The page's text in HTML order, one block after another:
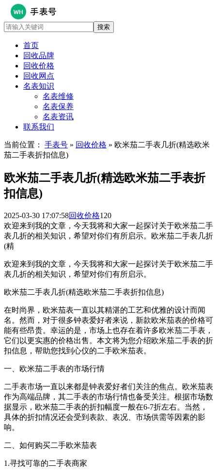
首页
回收品牌
回收价格
回收网点
名表知识
名表维修
名表保养
名表资讯
联系我们
当前位置： 手表号 » 回收价格 » 欧米茄二手表几折(精选欧米
茄二手表折扣信息)
欧米茄二手表几折(精选欧米茄二手表折
扣信息)
2025-03-30 17:07:58回收价格120
欢迎来到我的文章，今天我将和大家一起探讨关于欧米茄二手
表几折的相关知识，希望对你们有所启示。欧米茄二手表几折
(精
欢迎来到我的文章，今天我将和大家一起探讨关于欧米茄二手
表几折的相关知识，希望对你们有所启示。
欧米茄二手表几折(精选欧米茄二手表折扣信息)
在时尚界，欧米茄表一直以其精湛的工艺和优雅的设计而闻
名。然而，对于很多钟表爱好者来说，新款欧米茄表的价格可
能有些昂贵。幸运的是，市场上也存在着许多欧米茄二手表，
它们以更实惠的价格出售。本文将为您介绍欧米茄二手表的折
扣信息，帮助您找到心仪的二手欧米茄表。
一、欧米茄二手表的市场行情
二手表市场一直以来都是钟表爱好者们关注的焦点。欧米茄表
作为高端品牌，其二手表的市场行情也备受关注。根据市场数
据显示，欧米茄二手表的折扣幅度一般在6-7折左右。当然，
具体的折扣情况还会受到表款、表况、市场供需等因素的影
响。
二、如何购买二手欧米茄表
1.寻找可靠的二手表商家